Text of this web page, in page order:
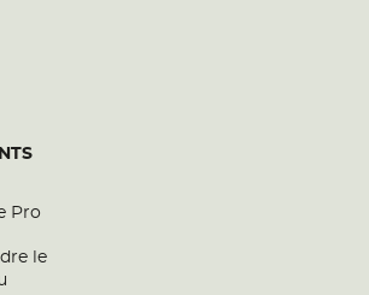
Pro
le